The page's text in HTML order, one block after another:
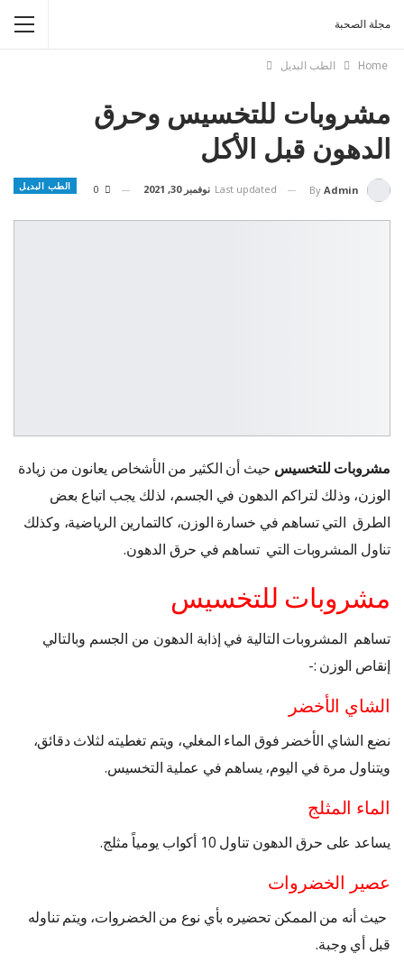
مجلة الصحبة
Home الطب البديل
مشروبات للتخسيس وحرق
الدهون قبل الأكل
الطب البديل By Admin
Last updated نوفمبر 30, 2021
مشروبات للتخسيس حيث أن الكثير من الأشخاص يعانون من زيادة
الوزن، وذلك لتراكم الدهون في الجسم، لذلك يجب اتباع بعض
الطرق التي تساهم في خسارة الوزن، كالتمارين الرياضية، وكذلك
تناول المشروبات التي تساهم في حرق الدهون.
مشروبات للتخسيس
تساهم المشروبات التالية في إذابة الدهون من الجسم وبالتالي
إنقاص الوزن :-
الشاي الأخضر
نضع الشاي الأخضر فوق الماء المغلي، ويتم تغطيته لثلاث دقائق،
ويتناول مرة في اليوم، يساهم في عملية التخسيس.
الماء المثلج
يساعد على حرق الدهون تناول 10 أكواب يومياً مثلج.
عصير الخضروات
حيث أنه من الممكن تحضيره بأي نوع من الخضروات، ويتم تناوله
قبل أي وجبة.